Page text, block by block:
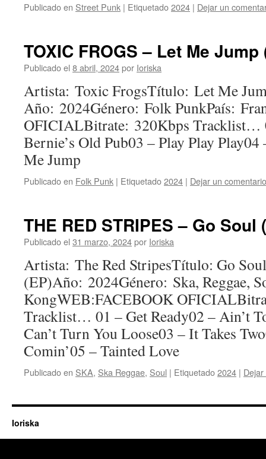
Publicado en Street Punk | Etiquetado2024 | Dejar un
TOXIC FROGS – Let Me Jump
Publicado el 8 abril, 2024por Ioriska
Artista: Toxic FrogsTítulo: Let Me
Año: 2024Género: Folk PunkPaís:
OFICIALBitrate: 320Kbps Tracklist…
Bernie’s Old Pub03 – Play Play
Me Jump
Publicado en Folk Punk | Etiquetado2024 | Dejar un comentario
THE RED STRIPES – Go Soul
Publicado el 31 marzo, 2024por Ioriska
Artista: The Red StripesTítulo: Go Soul
(EP)Año: 2024Género: Ska, Reggae,
KongWEB:FACEBOOK
Tracklist… 01 – Get Ready02 – Ain’t
Can’t Turn You Loose03 – It Takes
Comin’05 – Tainted Love
Publicado en SKA, Ska Reggae, Soul | Etiquetado2024 |
Ioriska